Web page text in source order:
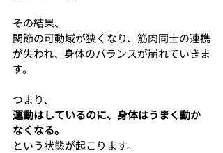
その結果、
関節の可動域が狭くなり、筋肉同士の連携
が失われ、身体のバランスが崩れていきま
す。
つまり、
運動はしているのに、身体はうまく動か
なくなる。
という状態が起こります。